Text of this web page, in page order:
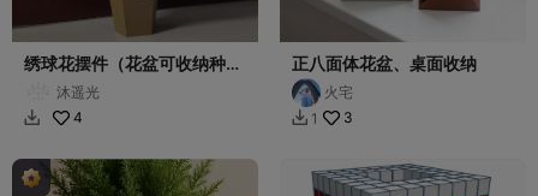
绣球花摆件（花盆可收纳种
沐遥光
 4
正八面体花盆、桌面收纳
火宅
 1 3